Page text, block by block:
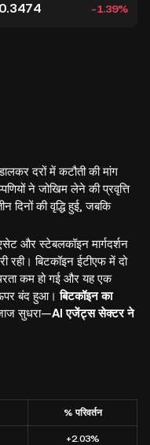
-1.39%
दरों में कटौती की मांग
ने जोखिम लेने की प्रवृत्ति
दिनों की वृद्धि हुई, जबकि
और स्टेबलकॉइन मार्गदर्शन
रही। बिटकॉइन ईटीएफ में दो
कम हो गई और यह एक
ऊपर बंद हुआ।बिटकॉइन का
सुधरा—AI एजेंट्स सेक्टर ने
% परिवर्तन
+2.03%